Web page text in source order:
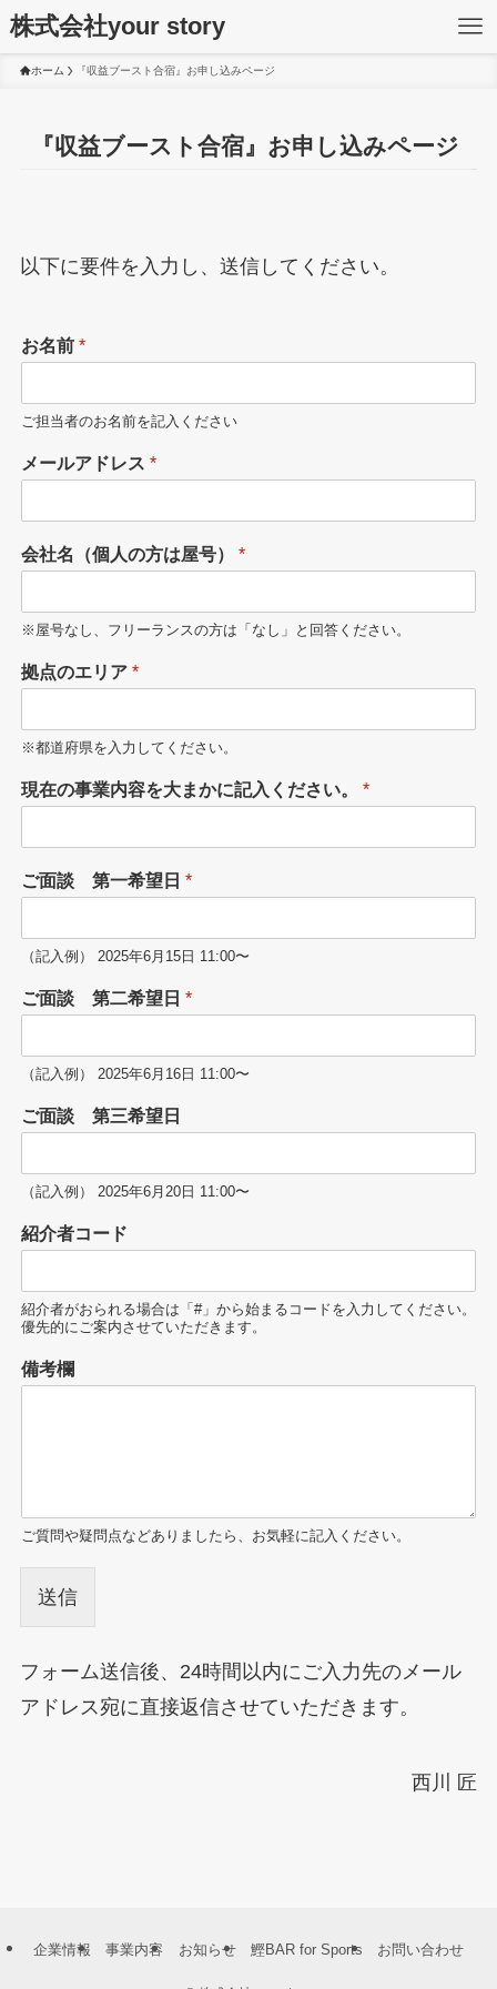
株式会社your story
ホーム 『収益ブースト合宿』お申し込みページ
『収益ブースト合宿』お申し込みページ
以下に要件を入力し、送信してください。
お名前 *
ご担当者のお名前を記入ください
メールアドレス *
会社名（個人の方は屋号） *
※屋号なし、フリーランスの方は「なし」と回答ください。
拠点のエリア *
※都道府県を入力してください。
現在の事業内容を大まかに記入ください。 *
ご面談 第一希望日 *
（記入例） 2025年6月15日 11:00〜
ご面談 第二希望日 *
（記入例） 2025年6月16日 11:00〜
ご面談 第三希望日
（記入例） 2025年6月20日 11:00〜
紹介者コード
紹介者がおられる場合は「#」から始まるコードを入力してください。
優先的にご案内させていただきます。
備考欄
ご質問や疑問点などありましたら、お気軽に記入ください。
送信
フォーム送信後、24時間以内にご入力先のメール
アドレス宛に直接返信させていただきます。
西川 匠
企業情報 事業内容 お知らせ 鰹BAR for Sports お問い合わせ